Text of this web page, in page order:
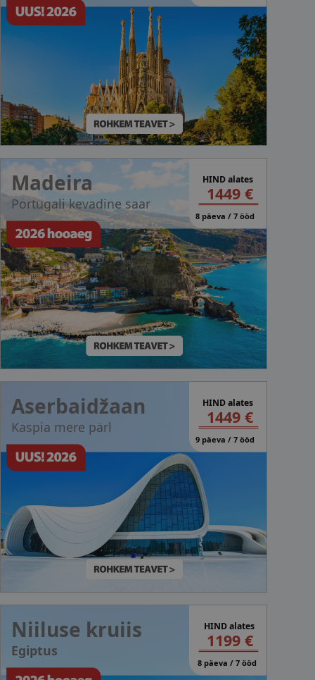
Madeira
Portugali kevadine saar
HIND alates
1449 €
8 päeva / 7 ööd
Aserbaidžaan
Kaspia mere pärl
HIND alates
1449 €
9 päeva / 7 ööd
Niiluse kruiis
Egiptus
HIND alates
1199 €
8 päeva / 7 ööd